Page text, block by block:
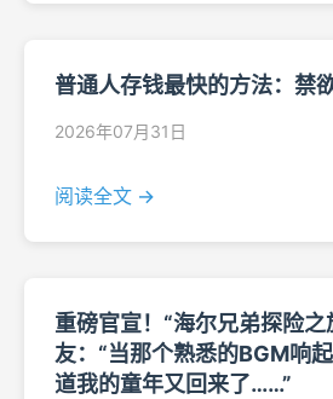
普通人存钱最快的方法：禁
2026年07月31日
阅读全文 →
重磅官宣！“海尔兄弟探险之
友：“当那个熟悉的BGM响
道我的童年又回来了……”